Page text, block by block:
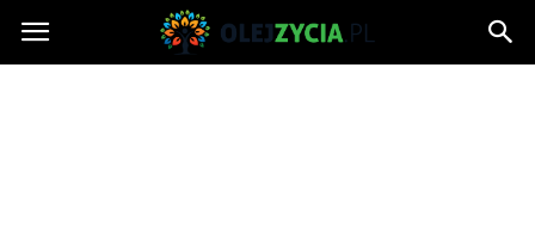
OlejZycia.pl